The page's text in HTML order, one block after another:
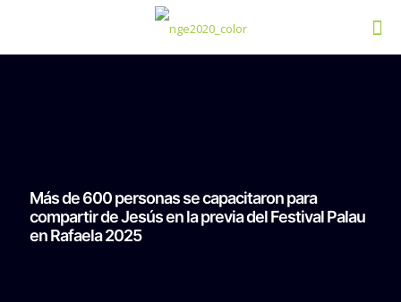
Más de 600 personas se capacitaron para
compartir de Jesús en la previa del Festival Palau
en Rafaela 2025